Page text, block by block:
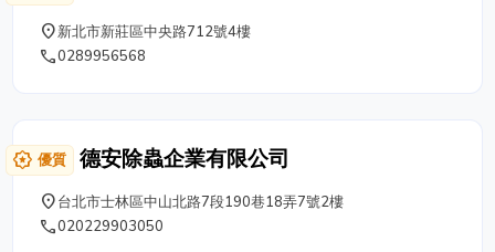
place新北市新莊區中央路712號4樓
phone0289956568
award_star 優質 德安除蟲企業有限公司
place台北市士林區中山北路7段190巷18弄7號2樓
phone020229903050